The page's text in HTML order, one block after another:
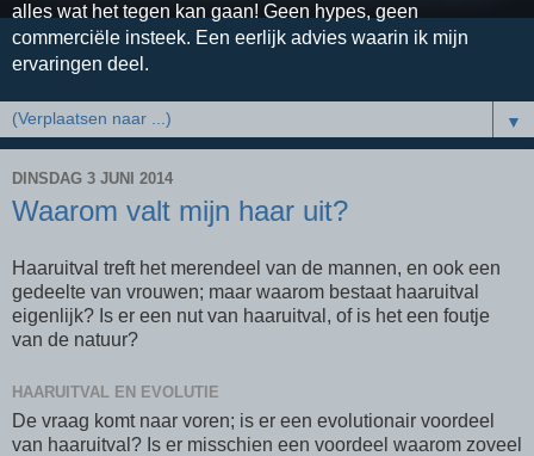
alles wat het tegen kan gaan! Geen hypes, geen
commerciële insteek. Een eerlijk advies waarin ik mijn
ervaringen deel.
▼
DINSDAG 3 JUNI 2014
Waarom valt mijn haar uit?
Haaruitval treft het merendeel van de mannen, en ook een
gedeelte van vrouwen; maar waarom bestaat haaruitval
eigenlijk? Is er een nut van haaruitval, of is het een foutje
van de natuur?
HAARUITVAL EN EVOLUTIE
De vraag komt naar voren; is er een evolutionair voordeel
van haaruitval? Is er misschien een voordeel waarom zoveel